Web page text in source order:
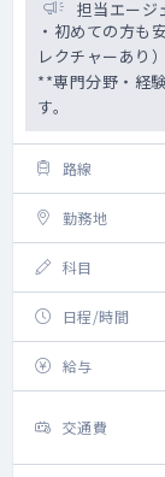
担当エージ
・初めての方も
レクチャーあり）
**専門分野・経
す。
路線
勤務地
科目
日程/時間
給与
交通費